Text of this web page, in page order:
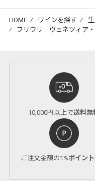
HOME ⁄ ワインを探す ⁄
⁄ フリウリ ヴェネツィア
10,000円以上で送料無
ご注文金額の1%ポイン